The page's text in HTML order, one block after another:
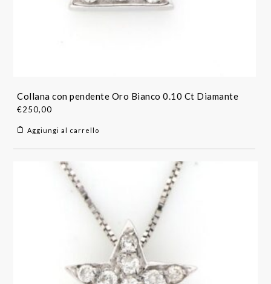
Collana con pendente Oro Bianco 0.10 Ct Diamante
€250,00
Aggiungi al carrello